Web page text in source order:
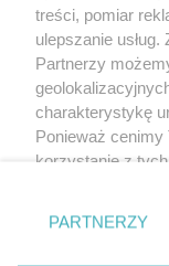
treści, pomiar
ulepszanie
Partnerzy
charakterystykę
Ponieważ cenimy
korzystanie z
zmienić/wycofać
znajdujący się w
rodzaje
PARTNERZY